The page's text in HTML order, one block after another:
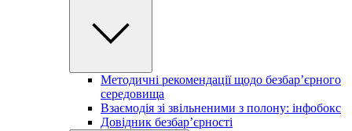
Методичні рекомендації щодо безбар’єрного
середовища
Взаємодія зі звільненими з полону: інфобокс
Довідник безбар’єрності